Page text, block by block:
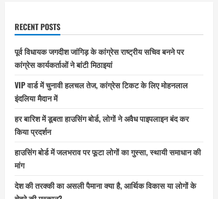
RECENT POSTS
पूर्व विधायक जगदीश जांगिड़ के कांग्रेस राष्ट्रीय सचिव बनने पर
कांग्रेस कार्यकर्ताओं ने बांटी मिठाइयां
VIP वार्ड में चुनावी हलचल तेज, कांग्रेस टिकट के लिए मोहनलाल
इंदलिया मैदान में
हर बारिश में डूबता हाउसिंग बोर्ड, लोगों ने अवैध पाइपलाइन बंद कर
किया प्रदर्शन
हाउसिंग बोर्ड में जलभराव पर फूटा लोगों का गुस्सा, स्थायी समाधान की
मांग
देश की तरक्की का असली पैमाना क्या है, आर्थिक विकास या लोगों के